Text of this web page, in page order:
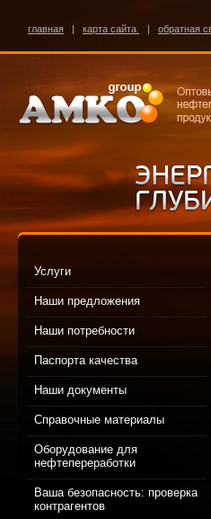
главная | карта сайта | обратная
Услуги
Наши предложения
Наши потребности
Паспорта качества
Наши документы
Справочные материалы
Оборудование для
нефтепереработки
Ваша безопасность: проверка
контрагентов